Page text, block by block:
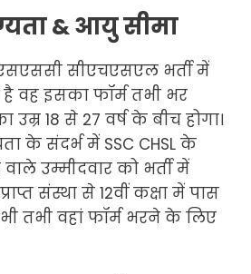
& आयु सीमा
सीएचएसएल भर्ती में
है वह इसका फॉर्म तभी भर
18 से 27 वर्ष के बीच होगा।
के संदर्भ में SSC CHSL के
उम्मीदवार को भर्ती में
संस्था से 12वीं कक्षा में पास
तभी वहां फॉर्म भरने के लिए